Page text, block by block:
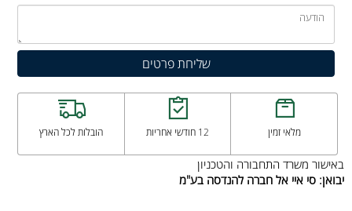
מלאי זמין 12 חודשי אחריות הובלות לכל הארץ
באישור משרד התחבורה והטכניון
יבואן: סי איי אל חברה להנדסה בע"מ